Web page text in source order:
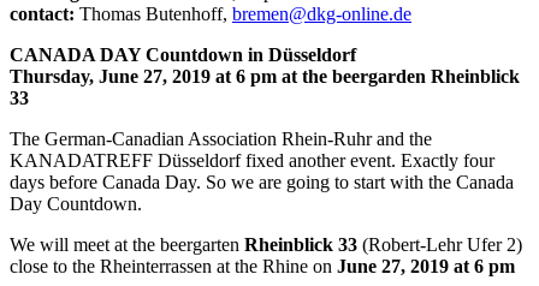
contact: Thomas Butenhoff, bremen@dkg-online.de
CANADA DAY Countdown in Düsseldorf
Thursday, June 27, 2019 at 6 pm at the beergarden Rheinblick
33
The German-Canadian Association Rhein-Ruhr and the
KANADATREFF Düsseldorf fixed another event. Exactly four
days before Canada Day. So we are going to start with the Canada
Day Countdown.
We will meet at the beergarten Rheinblick 33 (Robert-Lehr Ufer 2)
close to the Rheinterrassen at the Rhine on June 27, 2019 at 6 pm